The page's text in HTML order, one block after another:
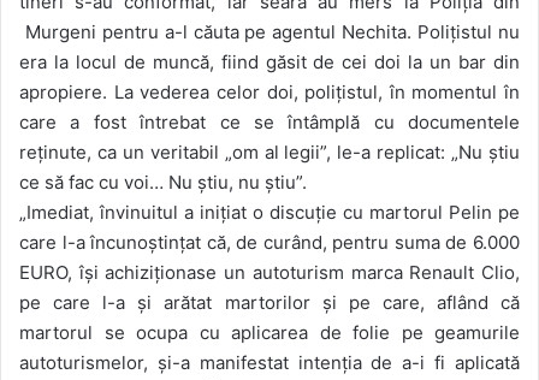
Murgeni pentru a-l căuta pe agentul Nechita. Polițistul nu
era la locul de muncă, fiind găsit de cei doi la un bar din
apropiere. La vederea celor doi, polițistul, în momentul în
care a fost întrebat ce se întâmplă cu documentele
reținute, ca un veritabil „om al legii”, le-a replicat: „Nu știu
ce să fac cu voi… Nu știu, nu știu”.
„Imediat, învinuitul a inițiat o discuție cu martorul Pelin pe
care l-a încunoștințat că, de curând, pentru suma de 6.000
EURO, își achiziționase un autoturism marca Renault Clio,
pe care l-a și arătat martorilor și pe care, aflând că
martorul se ocupa cu aplicarea de folie pe geamurile
autoturismelor, și-a manifestat intenția de a-i fi aplicată